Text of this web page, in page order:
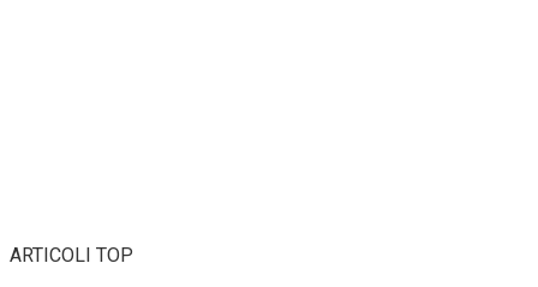
ARTICOLI TOP